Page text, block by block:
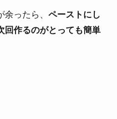
ったら、 ペーストにし
回作るのがとっても簡単